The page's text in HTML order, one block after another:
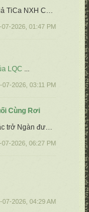
TiCa NXH Chốn võ biền Hoa Kỳ hiệp chủng
07-2026, 01:47 PM
LQC ​ ...
07-2026, 03:11 PM
Cùng Rơi
trở Ngàn đường đưa đến những khó khăn
07-2026, 06:27 PM
07-2026, 04:29 AM